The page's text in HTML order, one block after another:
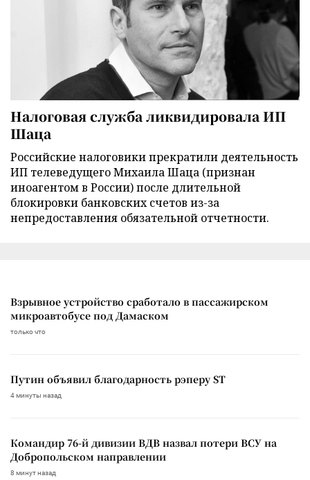
Налоговая служба ликвидировала ИП
Шаца
Российские налоговики прекратили деятельность
ИП телеведущего Михаила Шаца (признан
иноагентом в России) после длительной
блокировки банковских счетов из-за
непредоставления обязательной отчетности.
Взрывное устройство сработало в пассажирском
микроавтобусе под Дамаском
только что
Путин объявил благодарность рэперу ST
4 минуты назад
Командир 76-й дивизии ВДВ назвал потери ВСУ на
Добропольском направлении
8 минут назад